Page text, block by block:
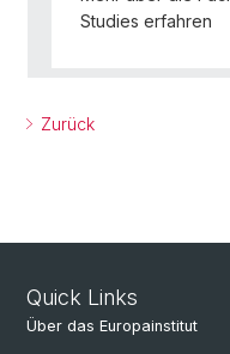
Studies erfahren
Zurück
Quick Links
Über das Europainstitut